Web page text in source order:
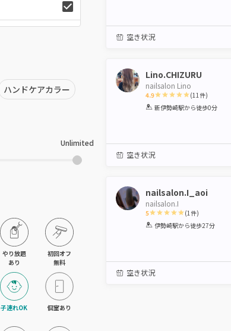
ハンドケアカラー
Unlimited
やり放題
あり
初回オフ
無料
子連れOK 個室あり
空き状況
Lino.CHIZURU
nailsalon Lino
4.9
1 2 3 4 5
(11 件)
新伊勢崎駅から徒歩0分
空き状況
nailsalon.I_aoi
nailsalon.I
5
1 2 3 4 5
(1 件)
伊勢崎駅から徒歩27分
空き状況